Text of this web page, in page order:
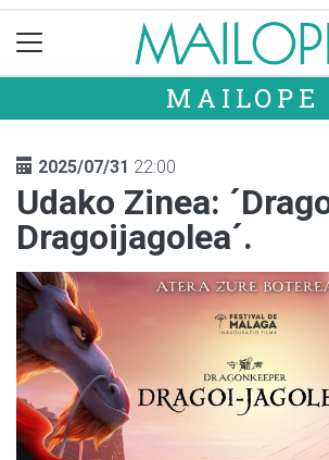
MAILOPE
2025/07/31 22:00
Udako Zinea:
Dragoijagolea´.